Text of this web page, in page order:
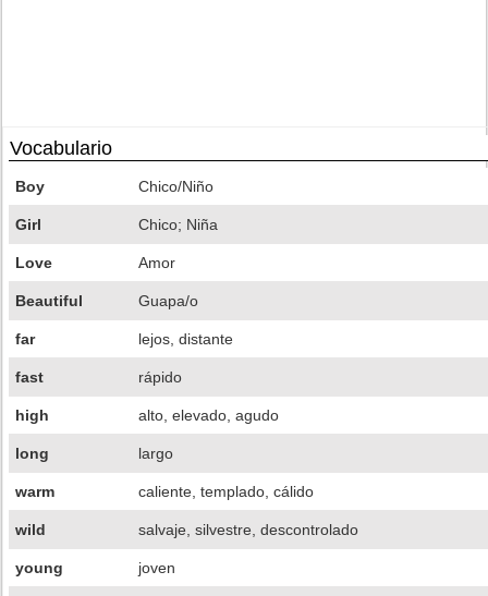
Vocabulario
Boy Chico/Niño
Girl Chico; Niña
Love Amor
Beautiful Guapa/o
far lejos, distante
fast rápido
high alto, elevado, agudo
long largo
warm caliente, templado, cálido
wild salvaje, silvestre, descontrolado
young joven